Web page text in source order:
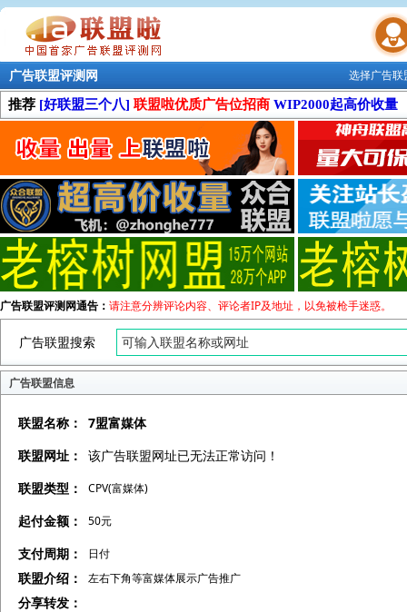
联盟学院
选择广告
广告联盟评测网
推荐 [好联盟三个八] 联盟啦优质广告位招商 WIP2000起高价收量
广告联盟评测网通告： 请注意分辨评论内容、评论者IP及地址，以免被枪手迷惑。
广告联盟搜索
广告联盟信息
联盟名称：
7盟富媒体
联盟网址：
该广告联盟网址已无法正常访问！
联盟类型：
CPV(富媒体)
起付金额： 50元
支付周期： 日付
联盟介绍： 左右下角等富媒体展示广告推广
分享转发：